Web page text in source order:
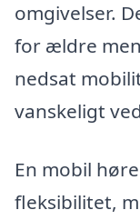
omgivelser.
for ældre
nedsat
vanskeligt
En mobil
fleksibilitet,